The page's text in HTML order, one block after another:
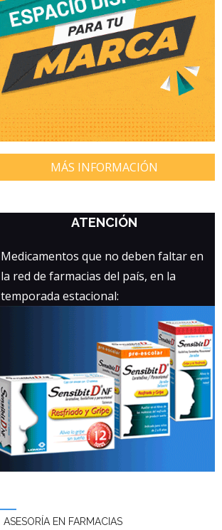
MÁS INFORMACIÓN
ATENCIÓN
Medicamentos que no deben faltar en
la red de farmacias del país, en la
temporada estacional:
ASESORÍA EN FARMACIAS